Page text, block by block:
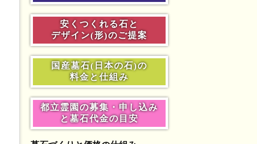
安くつくれる石と
デザイン(形)のご提案
国産墓石(日本の石)の
料金と仕組み
都立霊園の募集・申し込み
と墓石代金の目安